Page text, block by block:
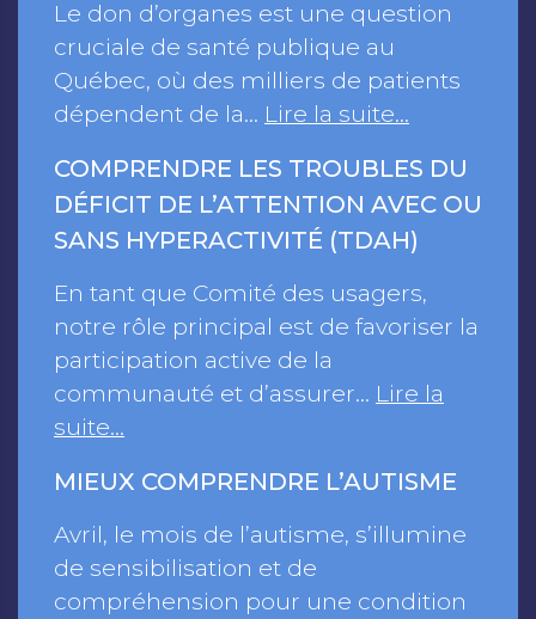
Le don d’organes est une question
cruciale de santé publique au
Québec, où des milliers de patients
dépendent de la… Lire la suite…
COMPRENDRE LES TROUBLES DU
DÉFICIT DE L’ATTENTION AVEC OU
SANS HYPERACTIVITÉ (TDAH)
En tant que Comité des usagers,
notre rôle principal est de favoriser la
participation active de la
communauté et d’assurer… Lire la
suite…
MIEUX COMPRENDRE L’AUTISME
Avril, le mois de l’autisme, s’illumine
de sensibilisation et de
compréhension pour une condition